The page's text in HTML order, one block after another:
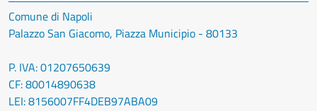
Comune di Napoli
Palazzo San Giacomo, Piazza Municipio - 80133
P. IVA: 01207650639
CF: 80014890638
LEI: 8156007FF4DEB97ABA09